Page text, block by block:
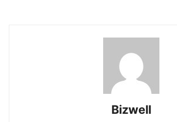
Bizwell